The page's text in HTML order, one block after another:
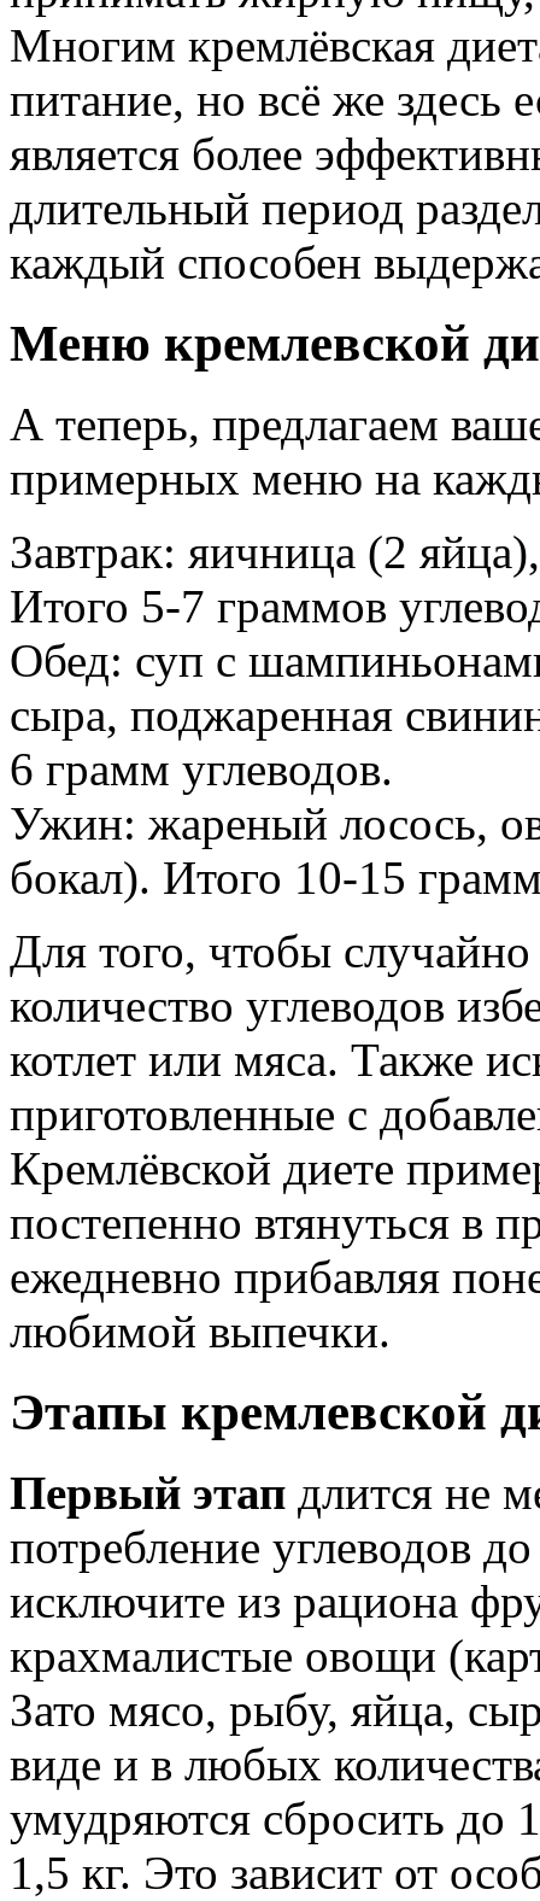
Многим кремлёвская
питание, но всё же здесь
является более
длительный период
каждый способен
Меню кремлевской
А теперь, предлагаем
примерных меню на
Завтрак: яичница (2
Итого 5-7 граммов
Обед: суп с
сыра, поджаренная
6 грамм углеводов.
Ужин: жареный лосось,
бокал). Итого 10-15
Для того, чтобы
количество углеводов
котлет или мяса. Также
приготовленные с
Кремлёвской диете
постепенно втянуться в
ежедневно прибавляя
любимой выпечки.
Этапы кремлевской
Первый этап длится не
потребление углеводов
исключите из рациона
крахмалистые овощи
Зато мясо, рыбу, яйца,
виде и в любых
умудряются сбросить до
1,5 кг. Это зависит от